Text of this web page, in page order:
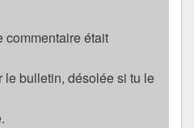
commentaire était
le bulletin, désolée si tu le